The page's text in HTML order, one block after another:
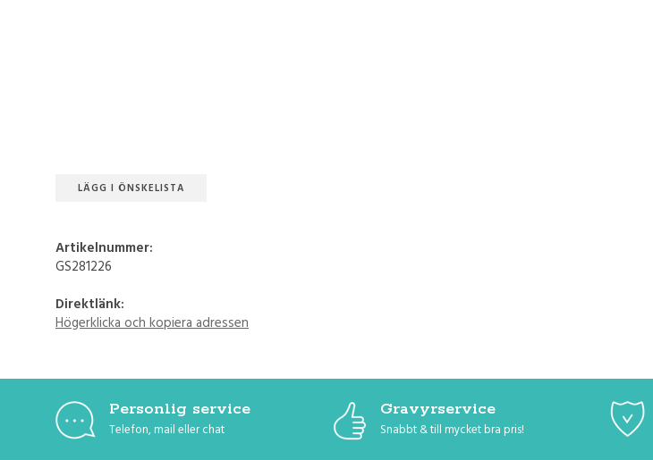
LÄGG I ÖNSKELISTA
Artikelnummer:
GS281226
Direktlänk:
Högerklicka och kopiera adressen
Personlig service
Telefon, mail eller chat
Gravyrservice
Snabbt & till mycket bra pris!